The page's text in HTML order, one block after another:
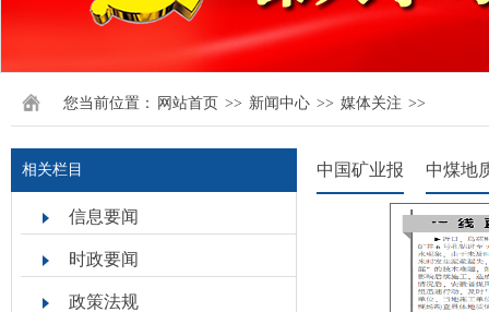
您当前位置： 网站首页 >> 新闻中心 >> 媒体关注 >>
相关栏目
信息要闻
时政要闻
政策法规
中国矿业报 中煤地